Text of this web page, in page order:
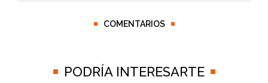
COMENTARIOS
PODRÍA INTERESARTE